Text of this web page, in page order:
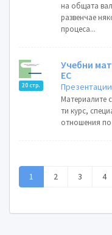
на общата
развенчае
процеса...
20 стр.
Учебни
ЕС
Презентации
Материалите
ти курс,
отношения
1 2 3 4